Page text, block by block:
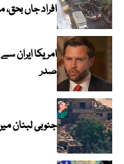
افراد جاں
امریکا ایران
صدر
جنوبی لبنان میں دھماکا ، 2